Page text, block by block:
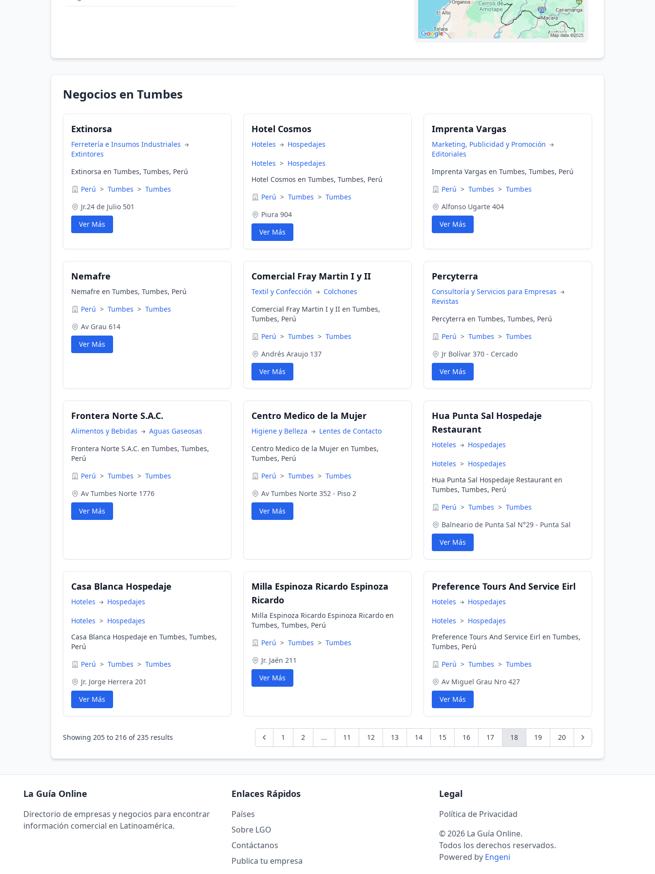
Negocios en Tumbes
Extinorsa
Ferretería e Insumos Industriales
Extintores
Extinorsa en Tumbes, Tumbes, Perú
Perú > Tumbes > Tumbes
Jr.24 de Julio 501
Ver Más
Hotel Cosmos
Hoteles Hospedajes
Hoteles > Hospedajes
Hotel Cosmos en Tumbes, Tumbes, Perú
Perú > Tumbes > Tumbes
Piura 904
Ver Más
Imprenta Vargas
Marketing, Publicidad y Promoción
Editoriales
Imprenta Vargas en Tumbes, Tumbes, Perú
Perú > Tumbes > Tumbes
Alfonso Ugarte 404
Ver Más
Nemafre
Nemafre en Tumbes, Tumbes, Perú
Perú > Tumbes > Tumbes
Av Grau 614
Ver Más
Comercial Fray Martin I y II
Textil y Confección
Colchones
Comercial Fray Martin I y II en Tumbes,
Tumbes, Perú
Perú > Tumbes > Tumbes
Andrés Araujo 137
Ver Más
Percyterra
Consultoría y Servicios para Empresas
Revistas
Percyterra en Tumbes, Tumbes, Perú
Perú > Tumbes > Tumbes
Jr Bolívar 370 - Cercado
Ver Más
Frontera Norte S.A.C.
Alimentos y Bebidas
Aguas Gaseosas
Frontera Norte S.A.C. en Tumbes, Tumbes,
Perú
Perú > Tumbes > Tumbes
Av Tumbes Norte 1776
Ver Más
Centro Medico de la Mujer
Higiene y Belleza
Lentes de Contacto
Centro Medico de la Mujer en Tumbes,
Tumbes, Perú
Perú > Tumbes > Tumbes
Av Tumbes Norte 352 - Piso 2
Ver Más
Hua Punta Sal Hospedaje
Restaurant
Hoteles Hospedajes
Hoteles > Hospedajes
Hua Punta Sal Hospedaje Restaurant en
Tumbes, Tumbes, Perú
Perú > Tumbes > Tumbes
Balneario de Punta Sal N°29 - Punta Sal
Ver Más
Casa Blanca Hospedaje
Hoteles Hospedajes
Hoteles > Hospedajes
Casa Blanca Hospedaje en Tumbes, Tumbes,
Perú
Perú > Tumbes > Tumbes
Jr. Jorge Herrera 201
Ver Más
Milla Espinoza Ricardo Espinoza
Ricardo
Milla Espinoza Ricardo Espinoza Ricardo en
Tumbes, Tumbes, Perú
Perú > Tumbes > Tumbes
Jr. Jaén 211
Ver Más
Preference Tours And Service Eirl
Hoteles Hospedajes
Hoteles > Hospedajes
Preference Tours And Service Eirl en Tumbes,
Tumbes, Perú
Perú > Tumbes > Tumbes
Av Miguel Grau Nro 427
Ver Más
Showing 205 to 216 of 235 results 1 2 ... 11 12 13 14 15 16 17 18 19 20
La Guía Online
Directorio de empresas y negocios para encontrar
información comercial en Latinoamérica.
Enlaces Rápidos
Países
Sobre LGO
Contáctanos
Publica tu empresa
Legal
Política de Privacidad
© 2026 La Guía Online.
Todos los derechos reservados.
Powered by Engeni